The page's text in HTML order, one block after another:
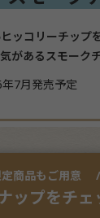
ッコリーチップ
があるスモーク
7月発売予定
商品もご用意
ップをチェ